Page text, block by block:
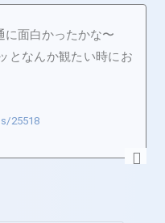
に面白かったかな〜
となんか観たい時にお
25518